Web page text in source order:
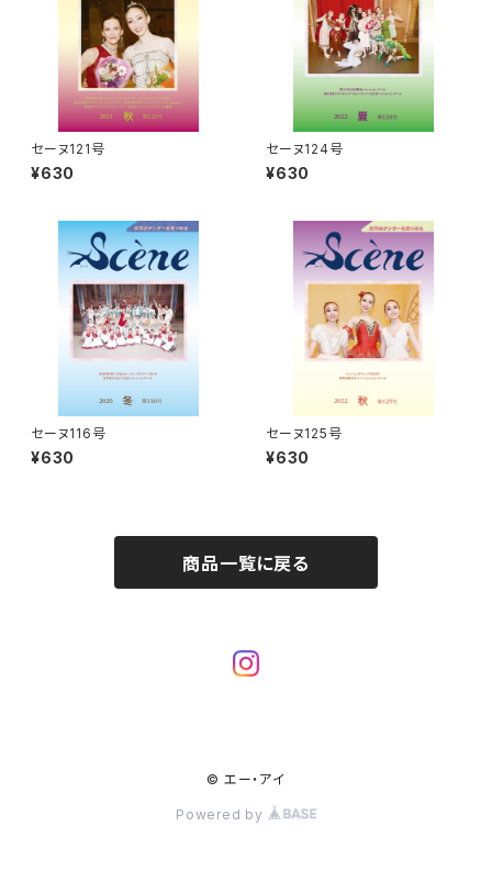
セーヌ121号
¥630
セーヌ124号
¥630
セーヌ116号
¥630
セーヌ125号
¥630
商品一覧に戻る
© エー・アイ
Powered by